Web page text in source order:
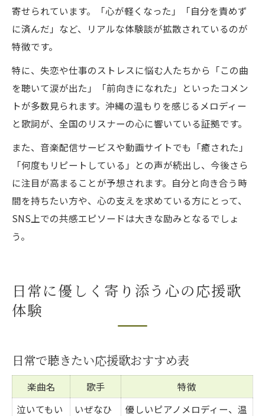
寄せられています。「心が軽くなった」「自分を責めず
に済んだ」など、リアルな体験談が拡散されているのが
特徴です。
特に、失恋や仕事のストレスに悩む人たちから「この曲
を聴いて涙が出た」「前向きになれた」といったコメン
トが多数見られます。沖縄の温もりを感じるメロディー
と歌詞が、全国のリスナーの心に響いている証拠です。
また、音楽配信サービスや動画サイトでも「癒された」
「何度もリピートしている」との声が続出し、今後さら
に注目が高まることが予想されます。自分と向き合う時
間を持ちたい方や、心の支えを求めている方にとって、
SNS上での共感エピソードは大きな励みとなるでしょ
う。
日常に優しく寄り添う心の応援歌
体験
日常で聴きたい応援歌おすすめ表
楽曲名 歌手
特徴
泣いてもい
いぜなひ
優しいピアノメロディー、温